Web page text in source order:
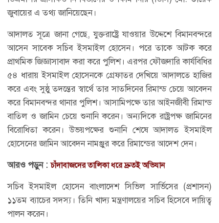
জুবায়ের এ তথ্য জানিয়েছেন।
আদালত সূত্রে জানা গেছে, যুক্তরাষ্ট্রে যাওয়ার উদ্দেশে বিমানবন্দরে
আসেন সাবেক সচিব ইসমাইল হোসেন। পরে তাকে আটক করে
প্রাথমিক জিজ্ঞাসাবাদ করা করে পুলিশ। এরপর ফৌজদারি কার্যবিধির
৫৪ ধারায় ইসমাইল হোসেনকে গ্রেফাতর দেখিয়ে আদালতে হাজির
করে এবং সুষ্ঠু তদন্তের স্বার্থে তার সাতদিনের রিমান্ড চেয়ে আবেদন
করে বিমানবন্দর থানার পুলিশ। আসামিপক্ষে তার আইনজীবী রিমান্ড
বাতিল ও জামিন চেয়ে শুনানি করেন। অন্যদিকে রাষ্ট্রপক্ষ জামিনের
বিরোধিতা করেন। উভয়পক্ষের শুনানি শেষে আদালত ইসমাইল
হোসেনের জামিন আবেদন নামঞ্জুর করে রিমান্ডের আদেশ দেন।
আরও পড়ুন :চাঁদাবাজদের তালিকা ধরে দ্রুতই অভিযান
সচিব ইসমাইল হোসেন বাংলাদেশ সিভিল সার্ভিসের (প্রশাসন)
১১তম ব্যাচের সদস্য। তিনি খাদ্য মন্ত্রণালয়ের সচিব হিসেবে দায়িত্ব
পালন করেন।